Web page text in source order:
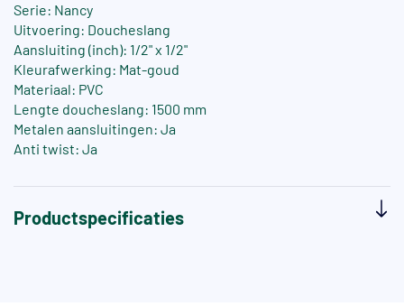
Serie: Nancy
Uitvoering: Doucheslang
Aansluiting (inch): 1/2" x 1/2"
Kleurafwerking: Mat-goud
Materiaal: PVC
Lengte doucheslang: 1500 mm
Metalen aansluitingen: Ja
Anti twist: Ja
Productspecificaties